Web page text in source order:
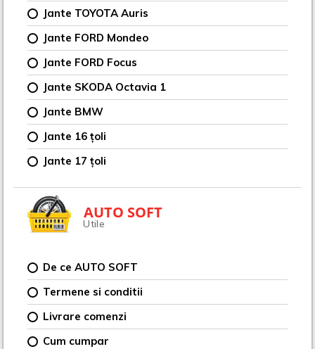
Jante TOYOTA Auris
Jante FORD Mondeo
Jante FORD Focus
Jante SKODA Octavia 1
Jante BMW
Jante 16 țoli
Jante 17 țoli
AUTO SOFT
Utile
De ce AUTO SOFT
Termene si conditii
Livrare comenzi
Cum cumpar